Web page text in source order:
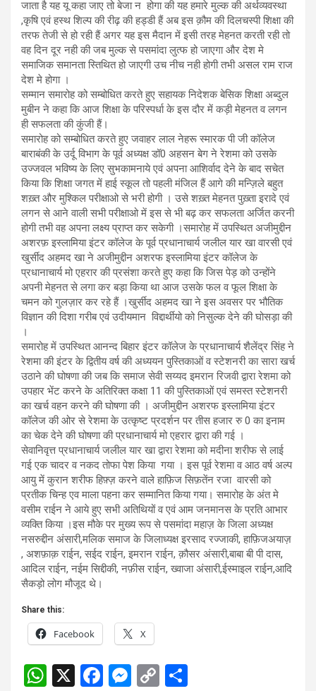
जाता है यह यू कहा जाए तो बेजा न होगा की यह हमारे मुल्क की अर्थव्यवस्था
,कृषि एवं हस्थ शिल्प की रीढ़ की हड्डी हैं अब इस क़ौम की दिलचस्पी शिक्षा की
तरफ तेजी से हो रही हैं अगर यह इस मैदान में इसी तरह मेहनत करती रही तो
वह दिन दूर नही की जब मुल्क से पसमांदा लुत्फ हो जाएगा और देश मे
समाजिक समानता स्तिथित हो जाएगी उच नीच नही होगी तभी असल राम राज
देश मे होगा ।
सम्मान समारोह को सम्बोधित करते हुए सहायक निदेशक बेसिक शिक्षा अब्दुल
मुबीन ने कहा कि आज शिक्षा के परिस्पर्धा के इस दौर में कड़ी मेहनत व लगन
ही सफलता की कुंजी हैं।
समारोह को सम्बोधित करते हुए जवाहर लाल नेहरू स्मारक पी जी कॉलेज
बाराबंकी के उर्दू विभाग के पूर्व अध्यक्ष डॉ0 अहसन बेग ने रेशमा को उसके
उज्जवल भविष्य के लिए सुभकामनाये एवं अपना आशिर्वाद देने के बाद सचेत
किया कि शिक्षा जगत में हाई स्कूल तो पहली मंजिल हैं आगे की मन्ज़िले बहुत
शख़्त और मुश्किल परीक्षाओ से भरी होगी । उसे शख़्त मेहनत पुख़्ता इरादे एवं
लगन से आने वाली सभी परीक्षाओ में इस से भी बढ़ कर सफलता अर्जित करनी
होगी तभी वह अपना लक्ष्य प्राप्त कर सकेगी ।समारोह में उपस्थित अजीमुद्दीन
अशरफ़ इस्लामिया इंटर कॉलेज के पूर्व प्रधानाचार्य जलील यार खा वारसी एवं
खुर्सीद अहमद खा ने अजीमुद्दीन अशरफ इस्लामिया इंटर कॉलेज के
प्रधानाचार्य मो एहरार की प्रसंशा करते हुए कहा कि जिस पेड़ को उन्होंने
अपनी मेहनत से लगा कर बड़ा किया था आज उसके फल व फूल शिक्षा के
चमन को गुलज़ार कर रहे हैं ।खुर्सीद अहमद खा ने इस अवसर पर भौतिक
विज्ञान की दिशा गरीब एवं उदीयमान विद्दार्थीयो को निसुल्क देने की घोसड़ा की
।
समारोह में उपस्थित आनन्द बिहार इंटर कॉलेज के प्रधानाचार्य शैलेंद्र सिंह ने
रेशमा की इंटर के द्वितीय वर्ष की अध्ययन पुस्तिकाओं व स्टेशनरी का सारा खर्च
उठाने की घोषणा की जब कि समाज सेवी सय्यद इमरान रिजवी द्वारा रेशमा को
उपहार भेंट करने के अतिरिक्त कक्षा 11 की पुस्तिकाओं एवं समस्त स्टेशनरी
का खर्च वहन करने की घोषणा की । अजीमुद्दीन अशरफ इस्लामिया इंटर
कॉलेज की ओर से रेशमा के उत्कृष्ट प्रदर्शन पर तीस हजार रु 0 का इनाम
का चेक देने की घोषणा की प्रधानाचार्य मो एहरार द्वारा की गई ।
सेवानिवृत्त प्रधानाचार्य जलील यार खा द्वारा रेशमा को मदीना शरीफ से लाई
गई एक चादर व नकद तोफा पेश किया गया । इस पूर्व रेशमा व आठ वर्ष अल्प
आयु में कुरान शरीफ हिफ़्ज़ करने वाले हाफ़िज सिफ़तेंन रजा वारसी को
प्रतीक चिन्ह एव माला पहना कर सम्मानित किया गया। समारोह के अंत मे
वसीम राईन ने आये हुए सभी अतिथियों व एवं आम जनमानस के प्रति आभार
व्यक्ति किया ।इस मौके पर मुख्य रूप से पसमांदा महाज़ के जिला अध्यक्ष
नसरुद्दीन अंसारी,मलिक समाज के जिलाध्यक्ष इरसाद रज्जाकी, हाफ़िजअयाज़
, अशफ़ाक़ राईन, सईद राईन, इमरान राईन, क़ौसर अंसारी,बाबा बी पी दास,
आदिल राईन, नईम सिद्दीकी, नफ़ीस राईन, ख्वाजा अंसारी,ईस्माइल राईन,आदि
सैकड़ो लोग मौजूद थे।
Share this:
Facebook X
W X
F
M C